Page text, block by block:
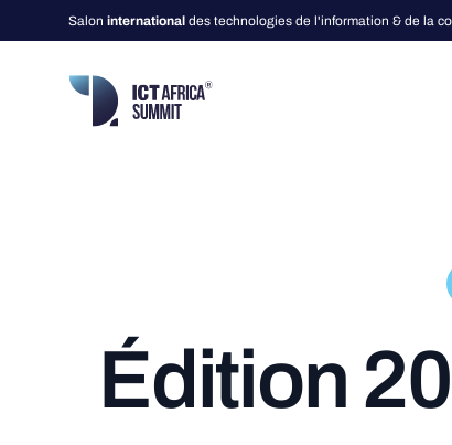
Salon international des technologies de l'information & de la
Programme
Intervenants
Visiteurs
Partenaires
Édition 20